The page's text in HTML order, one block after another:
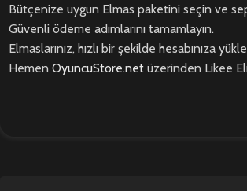
Bütçenize uygun Elmas paketini seçin ve
Güvenli ödeme adımlarını tamamlayın.
Elmaslarınız, hızlı bir şekilde hesabınıza
Hemen OyuncuStore.net üzerinden Likee